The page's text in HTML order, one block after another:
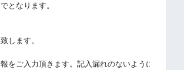
となります。
します。
をご入力頂きます。記入漏れのないようにお願いし